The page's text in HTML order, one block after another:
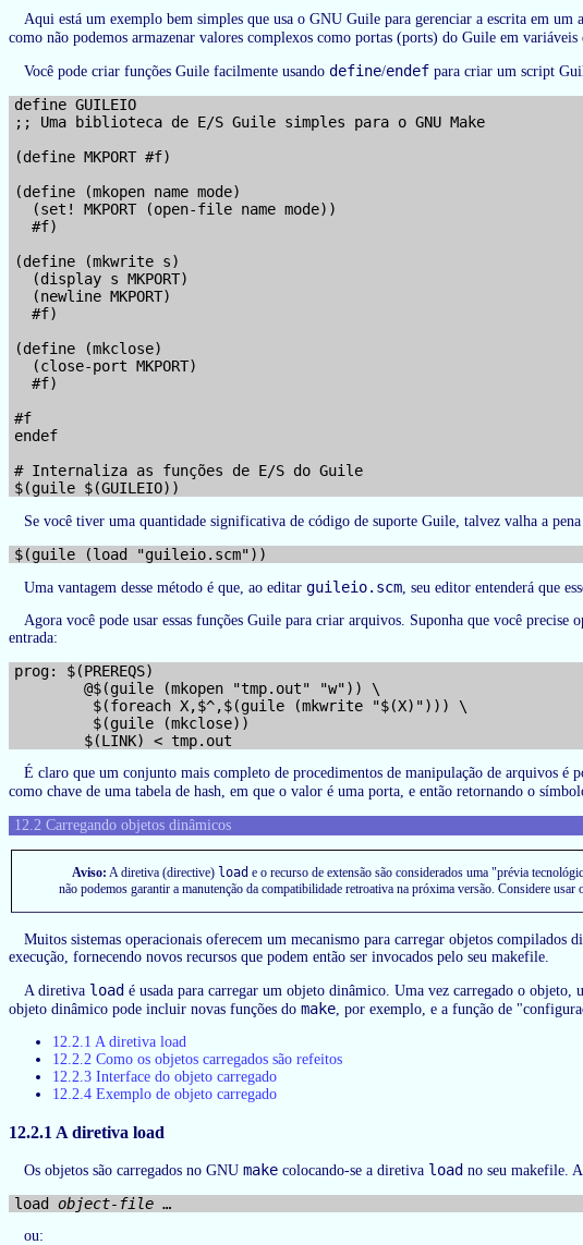
Aqui está um exemplo bem simples que usa o GNU Guile para gerenciar a escrita em
como não podemos armazenar valores complexos como portas (ports) do Guile em variáveis
Você pode criar funções Guile facilmente usando define/endef para criar um script
define GUILEIO
;; Uma biblioteca de E/S Guile simples para o GNU Make
(define MKPORT #f)
(define (mkopen name mode)
  (set! MKPORT (open-file name mode))
  #f)
(define (mkwrite s)
  (display s MKPORT)
  (newline MKPORT)
  #f)
(define (mkclose)
  (close-port MKPORT)
  #f)
#f
endef
# Internaliza as funções de E/S do Guile
Se você tiver uma quantidade significativa de código de suporte Guile, talvez valha a
Uma vantagem desse método é que, ao editar guileio.scm , seu editor entenderá que
Agora você pode usar essas funções Guile para criar arquivos. Suponha que você
entrada:
prog: $(PREREQS)
        @$(guile (mkopen "tmp.out" "w")) \
         $(foreach X,$^,$(guile (mkwrite "$(X)"))) \
         $(guile (mkclose))
É claro que um conjunto mais completo de procedimentos de manipulação de arquivos é
como chave de uma tabela de hash, em que o valor é uma porta, e então retornando o
12.2 Carregando objetos dinâmicos
Aviso: A diretiva (directive) load e o recurso de extensão são considerados uma "prévia
não podemos garantir a manutenção da compatibilidade retroativa na próxima versão. Considere
Muitos sistemas operacionais oferecem um mecanismo para carregar objetos compilados
execução, fornecendo novos recursos que podem então ser invocados pelo seu makefile.
A diretiva load é usada para carregar um objeto dinâmico. Uma vez carregado o
objeto dinâmico pode incluir novas funções do make, por exemplo, e a função de
12.2.1 A diretiva load
12.2.2 Como os objetos carregados são refeitos
12.2.3 Interface do objeto carregado
12.2.4 Exemplo de objeto carregado
12.2.1 A diretiva load
Os objetos são carregados no GNU make colocando-se a diretiva load no seu makefile.
load object-file
ou: